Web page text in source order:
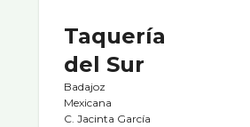
Taquería
del Sur
Badajoz
Mexicana
C. Jacinta García